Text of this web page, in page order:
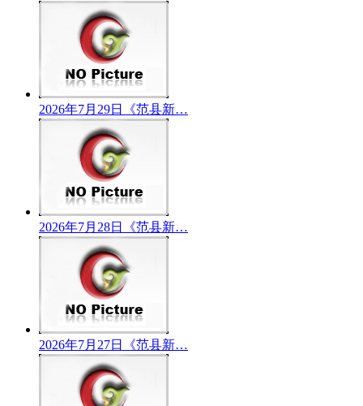
2026年7月29日《范县新…
2026年7月28日《范县新…
2026年7月27日《范县新…